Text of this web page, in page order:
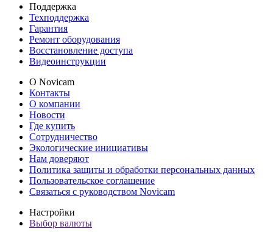
Поддержка
Техподдержка
Гарантия
Ремонт оборудования
Восстановление доступа
Видеоинструкции
О Novicam
Контакты
О компании
Новости
Где купить
Сотрудничество
Экологические инициативы
Нам доверяют
Политика защиты и обработки персональных данных
Пользовательское соглашение
Связаться с руководством Novicam
Настройки
Выбор валюты